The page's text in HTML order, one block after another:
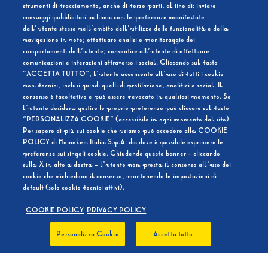
SI NO
BEVI RESPONSABILMENTE
strumenti di tracciamento, anche di terze parti, al fine di: inviare
messaggi pubblicitari in linea con le preferenze manifestate
dall’utente stesso nell’ambito dell’utilizzo delle funzionalità e della
navigazione in rete; effettuare analisi e monitoraggio dei
comportamenti dell’utente; consentire all’utente di effettuare
comunicazioni e interazioni attraverso i social. Cliccando sul tasto
“ACCETTA TUTTO”, l’utente acconsente all’uso di tutti i cookie
non tecnici, inclusi quindi quelli di profilazione, analitici e social. Il
consenso è facoltativo e può essere revocato in qualsiasi momento. Se
l’utente desidera gestire le proprie preferenze può cliccare sul tasto
“PERSONALIZZA COOKIE” (accessibile in ogni momento dal sito).
Per sapere di più sui cookie che usiamo può accedere alla COOKIE
POLICY di Heineken Italia S.p.A. da dove è possibile esprimere le
preferenze sui singoli cookie. Chiudendo questo banner - cliccando
sulla X in alto a destra - l’utente non presta il consenso all’uso dei
cookie che richiedono il consenso, mantenendo le impostazioni di
default (solo cookie tecnici attivi).
COOKIE POLICY PRIVACY POLICY
Personalizza Cookie Accetta tutto